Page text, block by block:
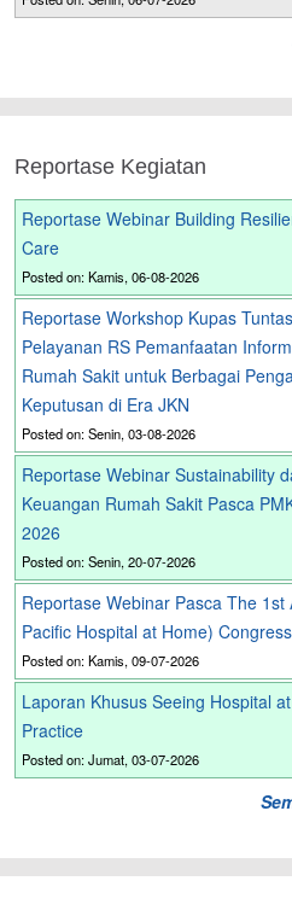
Reportase Kegiatan
Reportase Webinar Building
Care
Posted on: Kamis, 06-08-2026
Reportase Workshop Kupas
Pelayanan RS Pemanfaatan
Rumah Sakit untuk Berbagai
Keputusan di Era JKN
Posted on: Senin, 03-08-2026
Reportase Webinar Sustainability
Keuangan Rumah Sakit Pasca
2026
Posted on: Senin, 20-07-2026
Reportase Webinar Pasca The 1st
Pacific Hospital at Home)
Posted on: Kamis, 09-07-2026
Laporan Khusus Seeing Hospital
Practice
Posted on: Jumat, 03-07-2026